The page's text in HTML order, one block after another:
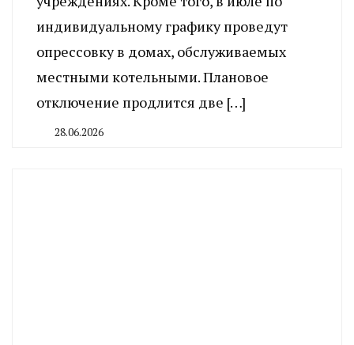
индивидуальному графику проведут
опрессовку в домах, обслуживаемых
местными котельными. Плановое
отключение продлится две […]
28.06.2026